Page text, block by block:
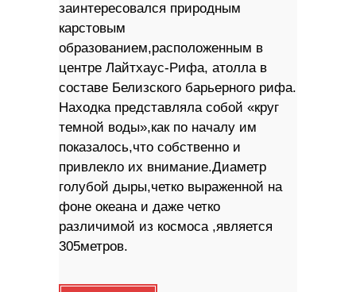
заинтересовался природным
карстовым
образованием,расположенным в
центре Лайтхаус-Рифа, атолла в
составе Белизского барьерного рифа.
Находка представляла собой «круг
темной воды»,как по началу им
показалось,что собственно и
привлекло их внимание.Диаметр
голубой дыры,четко выраженной на
фоне океана и даже четко
различимой из космоса ,является
305метров.